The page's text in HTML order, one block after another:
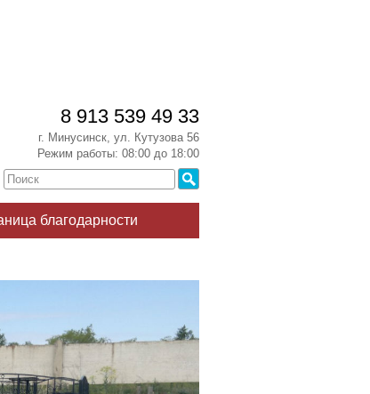
8 913 539 49 33
г. Минусинск, ул. Кутузова 56
Режим работы: 08:00 до 18:00
благодарности